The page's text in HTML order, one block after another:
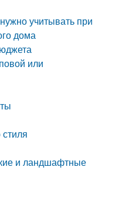
учитывать при
дома
или
и ландшафтные